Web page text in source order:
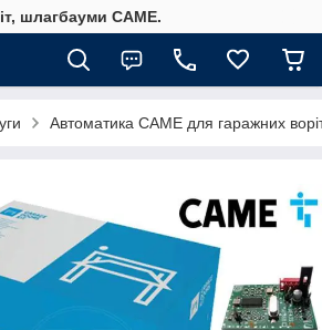
шлагбауми CAME.
Автоматика САМЕ для гаражних